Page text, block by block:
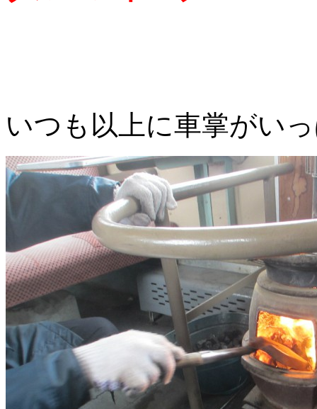
いつも以上に車掌がい